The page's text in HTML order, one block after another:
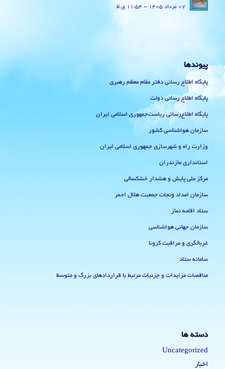
07 مرداد 1405 - 11:54 ق.ظ
پیوندها
پایگاه اطلاع رسانی دفتر مقام معظم رهبری
پایگاه اطلاع رسانی دولت
پایگاه اطلاع‌رسانی ریاست‌جمهوری اسلامی ایران
سازمان هواشناسی کشور
وزارت راه و شهرسازی جمهوری اسلامی ایران
استانداری مازندران
مرکز ملی پایش و هشدار خشکسالی
سازمان امداد ونجات جمعیت هلال احمر
ستاد اقامه نماز
سازمان جهانی هواشناسی
غربالگری و مراقبت کرونا
سامانه ستاد
مناقصات مزایدات و جزئیات مرتبط با قراردادهای بزرگ و متوسط
دسته ها
Uncategorized
اخبار